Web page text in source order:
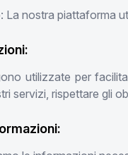
La nostra piattaforma
utilizzate per
servizi, rispettare gli